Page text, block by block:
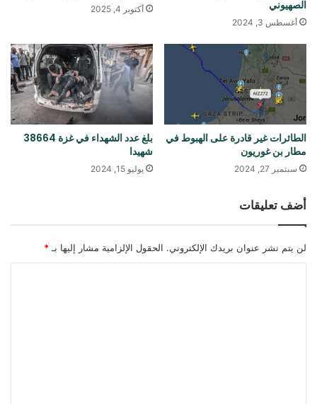
الصهيوني
أغسطس 3, 2024
أكتوبر 4, 2025
الطائرات غير قادرة على الهبوط في
مطار بن غوريون
سبتمبر 27, 2024
بلغ عدد الشهداء في غزة 38664
شهيدا
يوليو 15, 2024
أضف تعليقات
لن يتم نشر عنوان بريدك الإلكتروني. الحقول الإلزامية مشار إليها بـ *